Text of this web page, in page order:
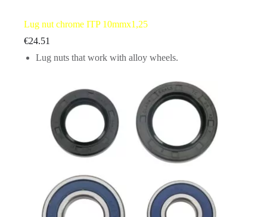
Lug nut chrome ITP 10mmx1,25
€24.51
Lug nuts that work with alloy wheels.